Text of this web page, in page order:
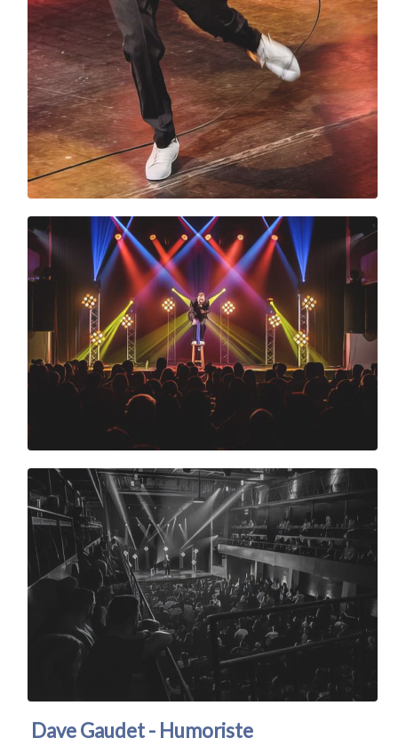
Dave Gaudet - Humoriste